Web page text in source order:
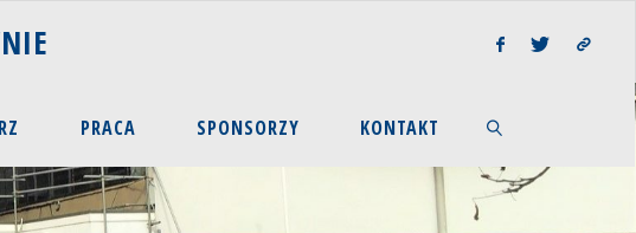
NIE
PRACA SPONSORZY KONTAKT